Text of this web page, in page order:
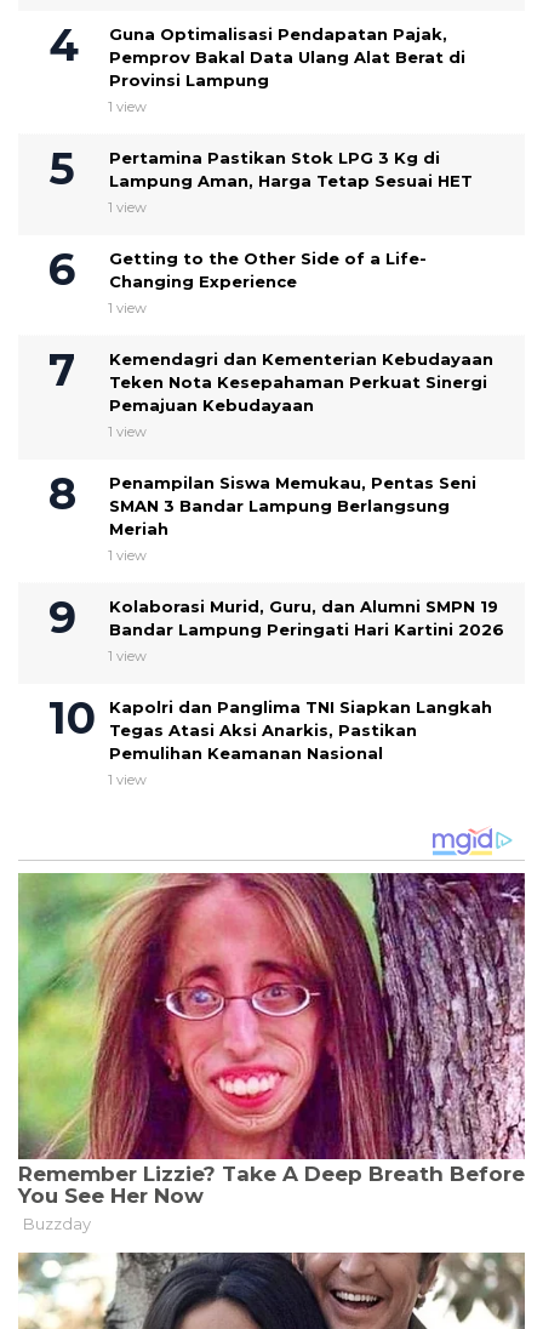
Guna Optimalisasi Pendapatan Pajak,
Pemprov Bakal Data Ulang Alat Berat di
Provinsi Lampung
1 view
Pertamina Pastikan Stok LPG 3 Kg di
Lampung Aman, Harga Tetap Sesuai HET
1 view
Getting to the Other Side of a Life-
Changing Experience
1 view
Kemendagri dan Kementerian Kebudayaan
Teken Nota Kesepahaman Perkuat Sinergi
Pemajuan Kebudayaan
1 view
Penampilan Siswa Memukau, Pentas Seni
SMAN 3 Bandar Lampung Berlangsung
Meriah
1 view
Kolaborasi Murid, Guru, dan Alumni SMPN 19
Bandar Lampung Peringati Hari Kartini 2026
1 view
Kapolri dan Panglima TNI Siapkan Langkah
Tegas Atasi Aksi Anarkis, Pastikan
Pemulihan Keamanan Nasional
1 view